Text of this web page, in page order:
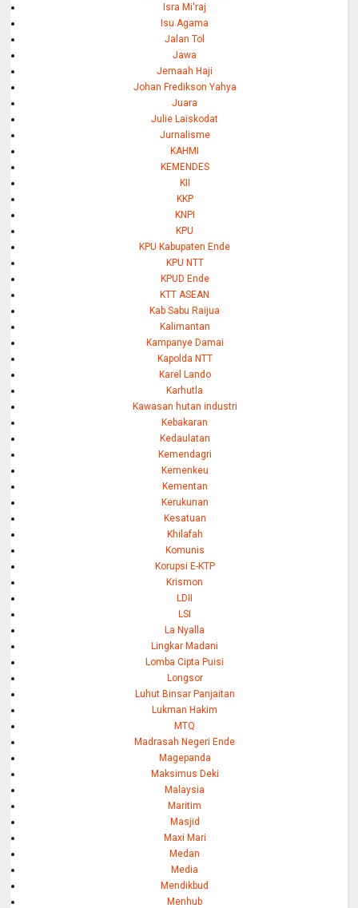
Isra Mi'raj
Isu Agama
Jalan Tol
Jawa
Jemaah Haji
Johan Fredikson Yahya
Juara
Julie Laiskodat
Jurnalisme
KAHMI
KEMENDES
KII
KKP
KNPI
KPU
KPU Kabupaten Ende
KPU NTT
KPUD Ende
KTT ASEAN
Kab Sabu Raijua
Kalimantan
Kampanye Damai
Kapolda NTT
Karel Lando
Karhutla
Kawasan hutan industri
Kebakaran
Kedaulatan
Kemendagri
Kemenkeu
Kementan
Kerukunan
Kesatuan
Khilafah
Komunis
Korupsi E-KTP
Krismon
LDII
LSI
La Nyalla
Lingkar Madani
Lomba Cipta Puisi
Longsor
Luhut Binsar Panjaitan
Lukman Hakim
MTQ
Madrasah Negeri Ende
Magepanda
Maksimus Deki
Malaysia
Maritim
Masjid
Maxi Mari
Medan
Media
Mendikbud
Menhub